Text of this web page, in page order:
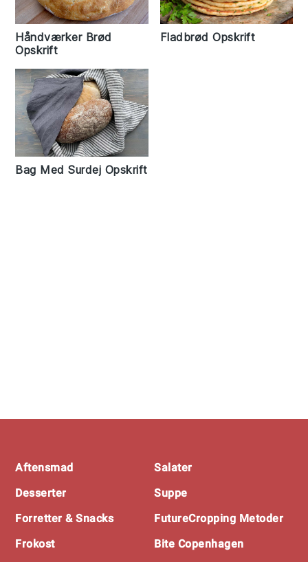
Håndværker Brød
Opskrift
Fladbrød Opskrift
Bag Med Surdej Opskrift
Footer
Aftensmad
Desserter
Forretter & Snacks
Frokost
Salater
Suppe
FutureCropping Metoder
Bite Copenhagen